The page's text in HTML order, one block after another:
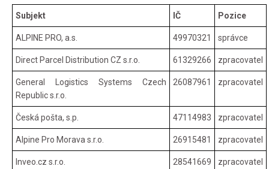
Subjekt IČ Pozice
ALPINE PRO, a.s. 49970321 správce
Direct Parcel Distribution CZ s.r.o. 61329266 zpracovatel
General Logistics Systems Czech
Republic s.r.o.
26087961 zpracovatel
Česká pošta, s.p. 47114983 zpracovatel
Alpine Pro Morava s.r.o. 26915481 zpracovatel
Inveo.cz s.r.o. 28541669 zpracovatel